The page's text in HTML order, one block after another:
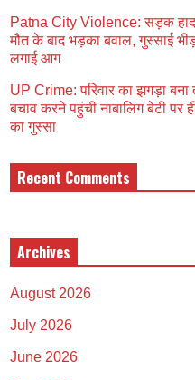
Patna City Violence: सड़क
मौत के बाद भड़का बवाल, गुस्साई
लगाई आग
UP Crime: परिवार का झगड़ा बना
बचाव करने पहुंची नाबालिग बेटी पर
का गुस्सा
Recent Comments
Archives
August 2026
July 2026
June 2026